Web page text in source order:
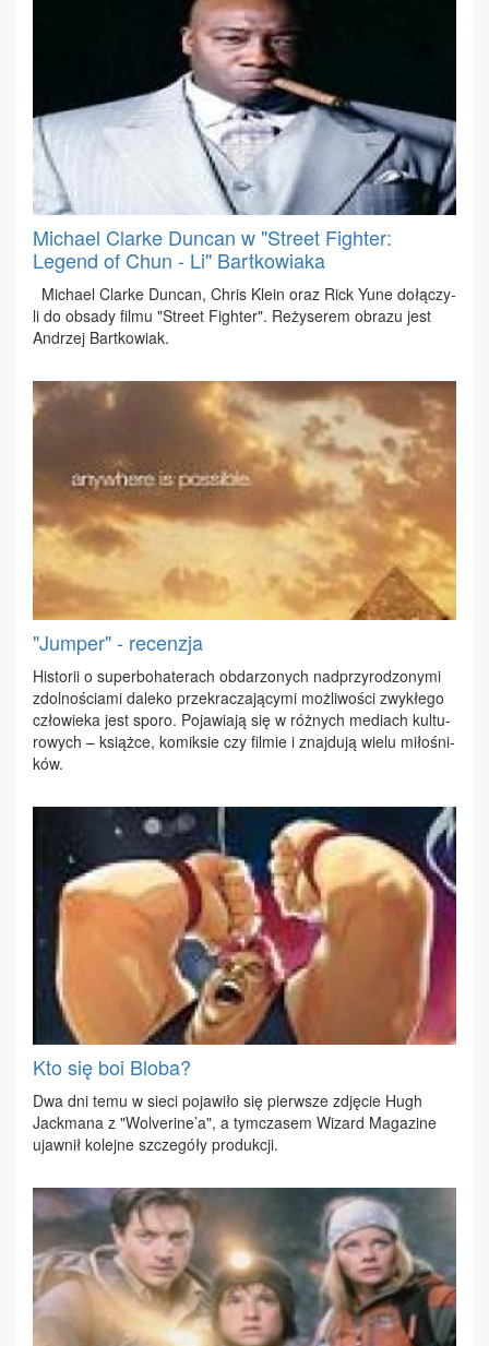
Michael Clarke Duncan w "Street Fighter:
Legend of Chun - Li" Bartkowiaka
Mi­cha­el Clar­ke Dun­can, Chris Kle­in oraz Rick Yune do­łą­czy­
li do ob­sa­dy fil­mu "Stre­et Fi­gh­ter". Re­ży­se­rem ob­ra­zu jest
An­drzej Bart­ko­wiak.
"Jumper" - recenzja
Hi­sto­rii o su­per­bo­ha­te­rach ob­da­rzo­nych nad­przy­ro­dzo­ny­mi
zdol­no­ścia­mi da­le­ko prze­kra­cza­ją­cy­mi moż­li­wo­ści zwy­kłe­go
czło­wie­ka jest spo­ro. Po­ja­wia­ją się w róż­nych me­diach kul­tu­
ro­wych – książ­ce, ko­mik­sie czy fil­mie i znaj­du­ją wie­lu mi­ło­śni­
ków.
Kto się boi Bloba?
Dwa dni te­mu w sie­ci po­ja­wi­ło się pierw­sze zdję­cie Hugh
Jack­ma­na z "Wo­lve­ri­ne’a", a tym­cza­sem Wi­zard Ma­ga­zi­ne
ujaw­nił ko­lej­ne szcze­gó­ły pro­duk­cji.